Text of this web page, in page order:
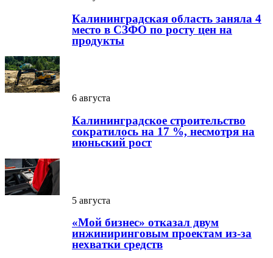
Калининградская область заняла 4
место в СЗФО по росту цен на
продукты
6 августа
Калининградское строительство
сократилось на 17 %, несмотря на
июньский рост
5 августа
«Мой бизнес» отказал двум
инжиниринговым проектам из-за
нехватки средств